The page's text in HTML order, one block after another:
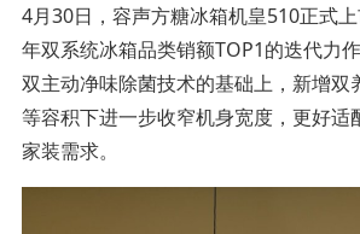
4月30日，容声方糖冰箱机皇510正式
年双系统冰箱品类销额TOP1的迭代力
双主动净味除菌技术的基础上，新增双
等容积下进一步收窄机身宽度，更好适
家装需求。